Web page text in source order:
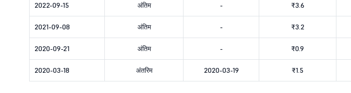
2022-09-15 अंतिम - ₹3.6
2021-09-08 अंतिम - ₹3.2
2020-09-21 अंतिम - ₹0.9
2020-03-18 अंतरिम 2020-03-19 ₹1.5